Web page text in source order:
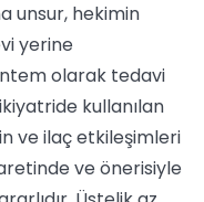
unsur, hekimin
yerine
olarak tedavi
kullanılan
ve ilaç etkileşimleri
ve önerisiyle